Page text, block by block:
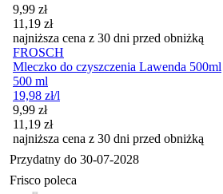
Cena promocyjna
9,99 zł
11,19 zł
najniższa cena z 30 dni przed obniżką
FROSCH
Mleczko do czyszczenia Lawenda 500ml
500 ml
19,98 zł/l
Cena promocyjna
9,99 zł
11,19 zł
najniższa cena z 30 dni przed obniżką
Przydatny do 30-07-2028
Frisco poleca